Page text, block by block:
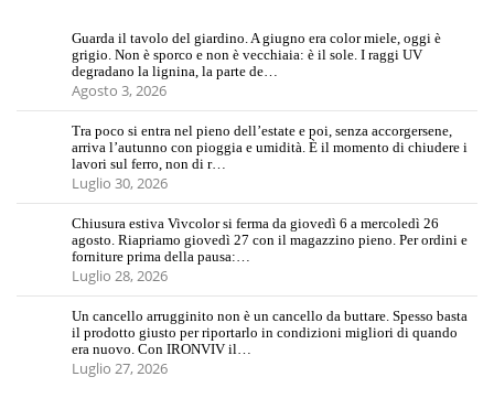
Guarda il tavolo del giardino. A giugno era color miele, oggi è
grigio. Non è sporco e non è vecchiaia: è il sole. I raggi UV
degradano la lignina, la parte de…
Agosto 3, 2026
Tra poco si entra nel pieno dell’estate e poi, senza accorgersene,
arriva l’autunno con pioggia e umidità. È il momento di chiudere i
lavori sul ferro, non di r…
Luglio 30, 2026
Chiusura estiva Vivcolor si ferma da giovedì 6 a mercoledì 26
agosto. Riapriamo giovedì 27 con il magazzino pieno. Per ordini e
forniture prima della pausa:…
Luglio 28, 2026
Un cancello arrugginito non è un cancello da buttare. Spesso basta
il prodotto giusto per riportarlo in condizioni migliori di quando
era nuovo. Con IRONVIV il…
Luglio 27, 2026